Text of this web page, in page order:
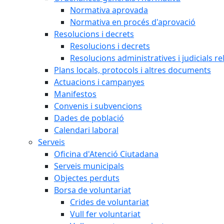
Normativa aprovada
Normativa en procés d'aprovació
Resolucions i decrets
Resolucions i decrets
Resolucions administratives i judicials
Plans locals, protocols i altres documents
Actuacions i campanyes
Manifestos
Convenis i subvencions
Dades de població
Calendari laboral
Serveis
Oficina d'Atenció Ciutadana
Serveis municipals
Objectes perduts
Borsa de voluntariat
Crides de voluntariat
Vull fer voluntariat